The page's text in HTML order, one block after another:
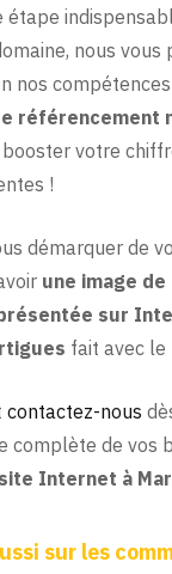
étape
nous vous
nos
référencement
votre
!
démarquer de
une image de
sur
fait avec le
contactez-nous
complète de vos
Internet à